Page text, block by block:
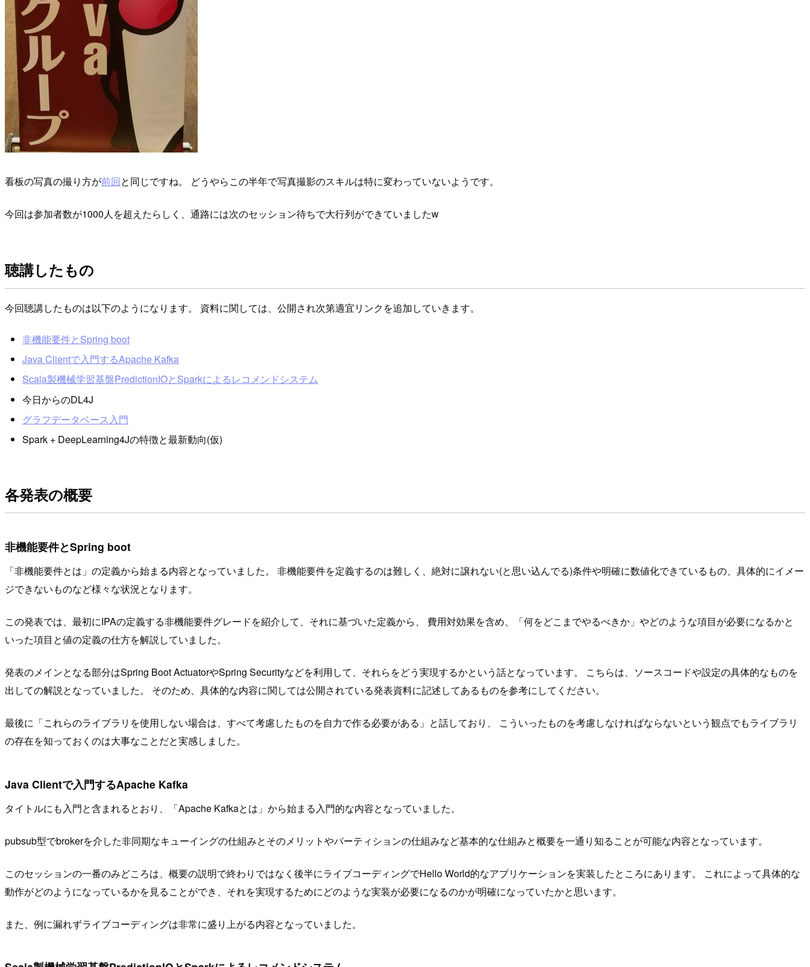
看板の写真の撮り方が前回と同じですね。 どうやらこの半年で写真撮影のスキルは特に変わっていないようです。
今回は参加者数が1000人を超えたらしく、通路には次のセッション待ちで大行列ができていましたw
聴講したもの
今回聴講したものは以下のようになります。 資料に関しては、公開され次第適宜リンクを追加していきます。
非機能要件とSpring boot
Java Clientで入門するApache Kafka
Scala製機械学習基盤PredictionIOとSparkによるレコメンドシステム
今日からのDL4J
グラフデータベース入門
Spark + DeepLearning4Jの特徴と最新動向(仮)
各発表の概要
非機能要件とSpring boot
「非機能要件とは」の定義から始まる内容となっていました。 非機能要件を定義するのは難しく、絶対に譲れない(と思い込んでる)条件や明確に数値化できているもの、具体的にイメー
ジできないものなど様々な状況となります。
この発表では、最初にIPAの定義する非機能要件グレードを紹介して、それに基づいた定義から、 費用対効果を含め、「何をどこまでやるべきか」やどのような項目が必要になるかと
いった項目と値の定義の仕方を解説していました。
発表のメインとなる部分はSpring Boot ActuatorやSpring Securityなどを利用して、それらをどう実現するかという話となっています。 こちらは、ソースコードや設定の具体的なものを
出しての解説となっていました。 そのため、具体的な内容に関しては公開されている発表資料に記述してあるものを参考にしてください。
最後に「これらのライブラリを使用しない場合は、すべて考慮したものを自力で作る必要がある」と話しており、 こういったものを考慮しなければならないという観点でもライブラリ
の存在を知っておくのは大事なことだと実感しました。
Java Clientで入門するApache Kafka
タイトルにも入門と含まれるとおり、「Apache Kafkaとは」から始まる入門的な内容となっていました。
pubsub型でbrokerを介した非同期なキューイングの仕組みとそのメリットやパーティションの仕組みなど基本的な仕組みと概要を一通り知ることが可能な内容となっています。
このセッションの一番のみどころは、概要の説明で終わりではなく後半にライブコーディングでHello World的なアプリケーションを実装したところにあります。 これによって具体的な
動作がどのようになっているかを見ることができ、それを実現するためにどのような実装が必要になるのかが明確になっていたかと思います。
また、例に漏れずライブコーディングは非常に盛り上がる内容となっていました。